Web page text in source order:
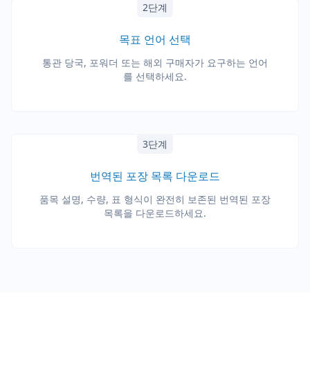
2단계
목표 언어 선택
통관 당국, 포워더 또는 해외 구매자가 요구하는 언어
를 선택하세요.
3단계
번역된 포장 목록 다운로드
품목 설명, 수량, 표 형식이 완전히 보존된 번역된 포장
목록을 다운로드하세요.